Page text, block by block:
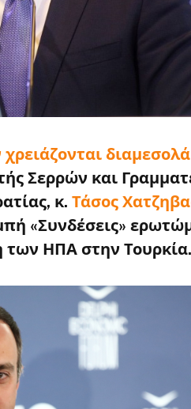
Σερρών και
κ. Τάσος
«Συνδέσεις»
ΗΠΑ στην Τουρκία.